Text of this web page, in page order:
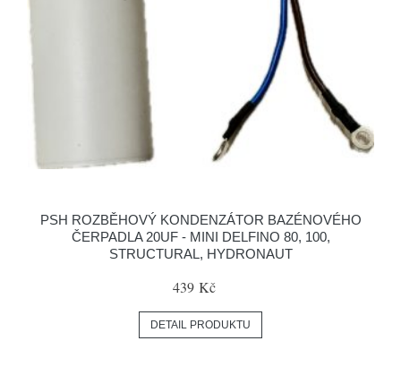
PSH ROZBĚHOVÝ KONDENZÁTOR BAZÉNOVÉHO
ČERPADLA 20UF - MINI DELFINO 80, 100,
STRUCTURAL, HYDRONAUT
439 Kč
DETAIL PRODUKTU